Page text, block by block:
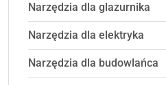
Narzędzia dla glazurnika
Narzędzia dla elektryka
Narzędzia dla budowlańca